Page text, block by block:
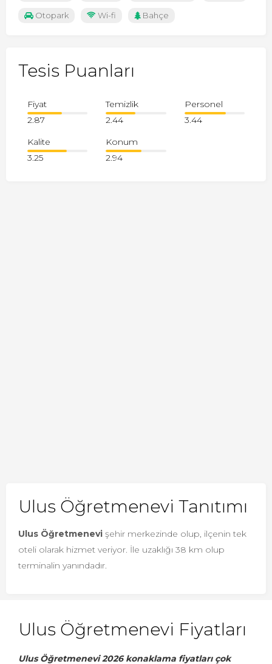
Otopark Wi-fi Bahçe
Tesis Puanları
Fiyat
2.87
Temizlik
2.44
Personel
3.44
Kalite
3.25
Konum
2.94
Ulus Öğretmenevi Tanıtımı
Ulus Öğretmenevi şehir merkezinde olup, ilçenin tek
oteli olarak hizmet veriyor. İle uzaklığı 38 km olup
terminalin yanındadır.
Ulus Öğretmenevi Fiyatları
Ulus Öğretmenevi 2026 konaklama fiyatları çok